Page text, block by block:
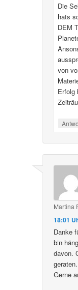
Die
hats
DEM
von
Erfolg
Martina
18:01
Danke
bin
davon.
geraten.
Gerne